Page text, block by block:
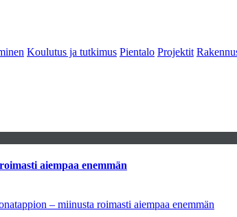
Koulutus ja tutkimus Pientalo Projektit
aiempaa enemmän
– miinusta roimasti aiempaa enemmän